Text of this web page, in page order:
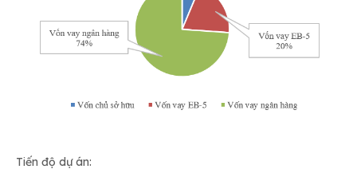
Tiến độ dự án: